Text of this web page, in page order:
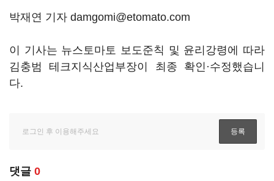
박재연 기자 damgomi@etomato.com
이 기사는 뉴스토마토 보도준칙 및 윤리강령에 따라
김충범 테크지식산업부장이 최종 확인·수정했습니
다.
댓글 0